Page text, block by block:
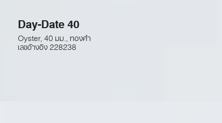
Day-Date 40
Oyster, 40 มม., ทองคำ
เลขอ้างอิง228238